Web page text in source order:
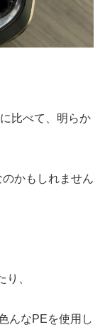
比べて、明らか
かもしれません
、
んなPEを使用し